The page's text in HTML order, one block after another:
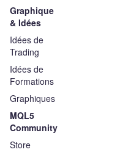
Graphique
& Idées
Idées de
Trading
Idées de
Formations
Graphiques
MQL5
Community
Store